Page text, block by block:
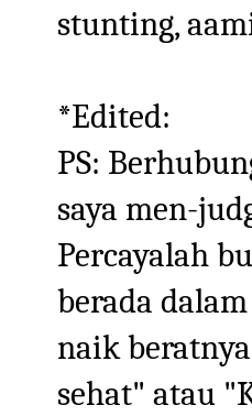
stunting,
*Edited:
PS:
saya men-
Percayalah
berada
naik
sehat" atau